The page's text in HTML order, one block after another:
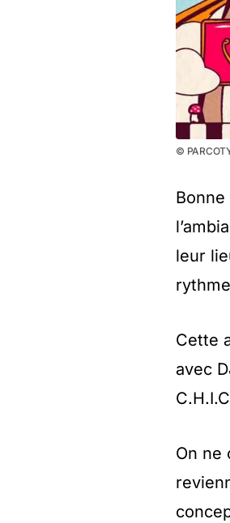
©
leur
Cette
avec
On ne